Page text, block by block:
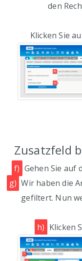
den
Klicken Sie
Zusatzfeld
f) Gehen Sie auf
g) Wir haben die
gefiltert. Nun
h) Klicken